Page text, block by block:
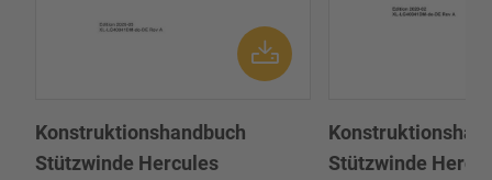
Konstruktionshandbuch
Stützwinde Hercules
Stützwinde